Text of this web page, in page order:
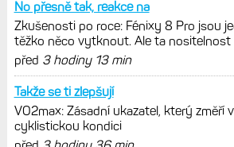
No přesně tak, reakce na
Zkušenosti po roce: Fénixy 8 Pro jsou
těžko něco vytknout. Ale ta nositelnost
před 3 hodiny 13 min
Takže se ti zlepšují
VO2max: Zásadní ukazatel, který změří
cyklistickou kondici